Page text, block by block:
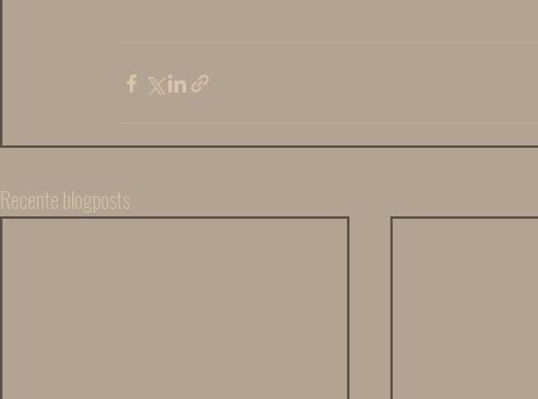
Recente blogposts